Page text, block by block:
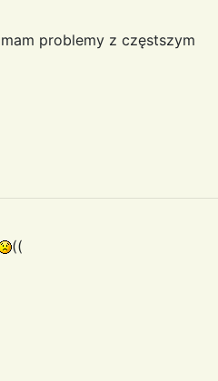
problemy z częstszym
((